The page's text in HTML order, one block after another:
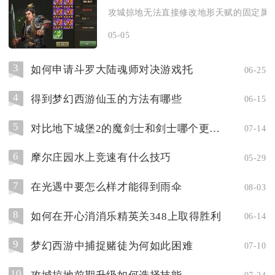
攻城掠地无法直接修改地形天赋的固定属
05-05
3 如何申请斗罗大陆魂师对决游戏托 06-25
4 得到梦幻西游仙玉的方法有哪些 06-15
5 对比地下城堡2的魔剑士和剑士哪个更坚强 07-14
6 摩尔庄园水上竞速有什么技巧 05-29
7 在光遇中要怎么样才能得到雨伞 08-03
8 如何在开心消消乐精英关348上取得胜利 06-14
9 梦幻西游中捕捉赌徒为何如此困难 07-10